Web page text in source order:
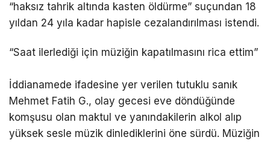
“haksız tahrik altında kasten öldürme” suçundan 18
yıldan 24 yıla kadar hapisle cezalandırılması istendi.
“Saat ilerlediği için müziğin kapatılmasını rica ettim”
İddianamede ifadesine yer verilen tutuklu sanık
Mehmet Fatih G., olay gecesi eve döndüğünde
komşusu olan maktul ve yanındakilerin alkol alıp
yüksek sesle müzik dinlediklerini öne sürdü. Müziğin